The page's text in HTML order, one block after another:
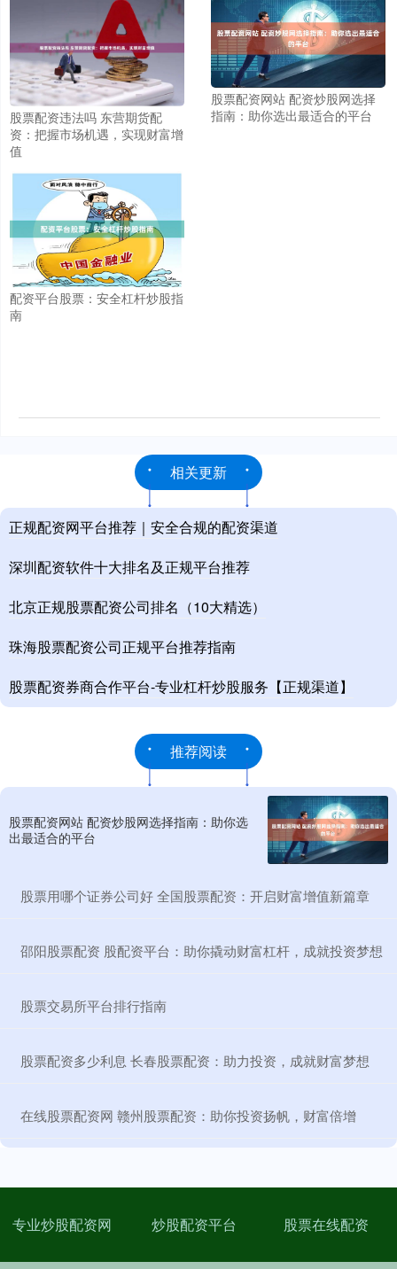
股票配资违法吗 东营期货配
资：把握市场机遇，实现财富增
值
股票配资网站 配资炒股网选择
指南：助你选出最适合的平台
配资平台股票：安全杠杆炒股指
南
相关更新
正规配资网平台推荐｜安全合规的配资渠道
深圳配资软件十大排名及正规平台推荐
北京正规股票配资公司排名（10大精选）
珠海股票配资公司正规平台推荐指南
股票配资券商合作平台-专业杠杆炒股服务【正规渠道】
推荐阅读
股票配资网站 配资炒股网选择指南：助你选
出最适合的平台
​股票用哪个证券公司好 全国股票配资：开启财富增值新篇章
​邵阳股票配资 股配资平台：助你撬动财富杠杆，成就投资梦想
​股票交易所平台排行指南
​股票配资多少利息 长春股票配资：助力投资，成就财富梦想
​在线股票配资网 赣州股票配资：助你投资扬帆，财富倍增
专业炒股配资网 炒股配资平台 股票在线配资